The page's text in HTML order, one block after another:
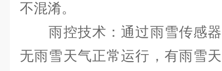
不混淆。
雨控技术：通过雨雪传感器
无雨雪天气正常运行，有雨雪